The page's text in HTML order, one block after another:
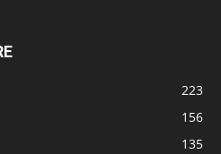
223
156
135